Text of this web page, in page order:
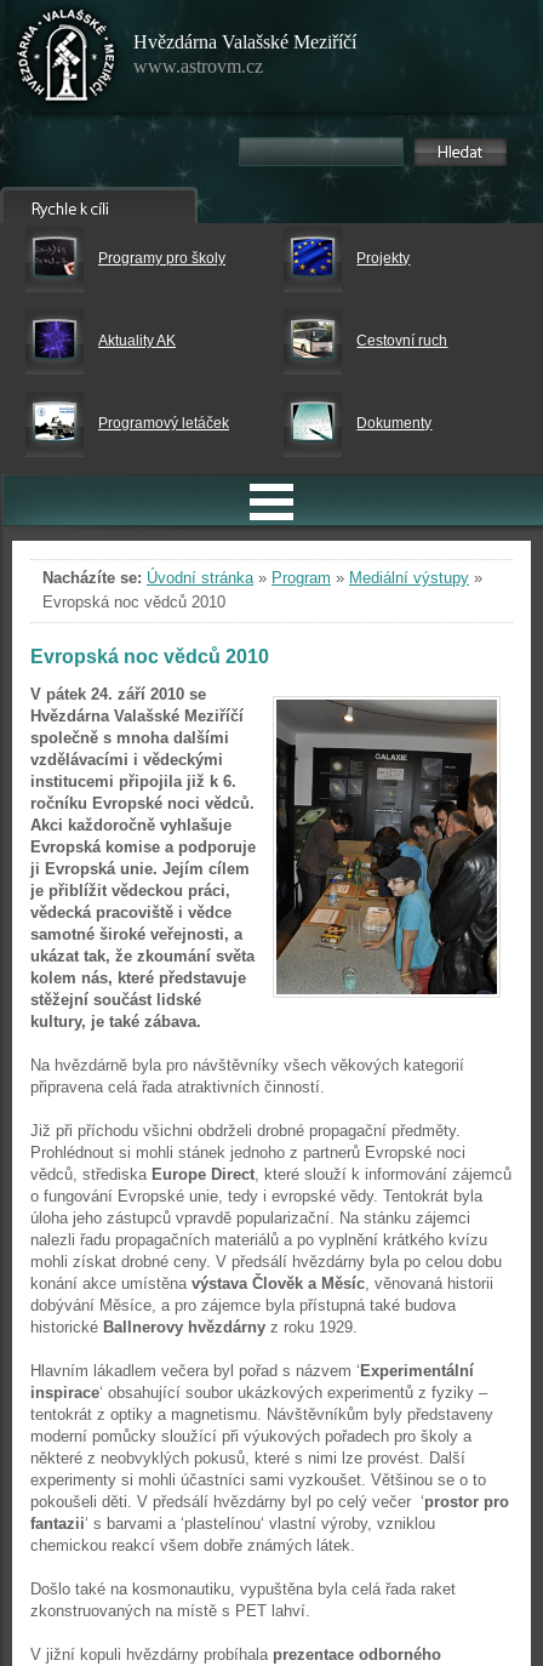
Hvězdárna Valašské Meziříčí
www.astrovm.cz
Programy pro školy Projekty
Aktuality AK Cestovní ruch
Programový letáček Dokumenty
Nacházíte se: Úvodní stránka» Program » Mediální výstupy »
Evropská noc vědců 2010
Evropská noc vědců 2010
V pátek 24. září 2010 se
Hvězdárna Valašské Meziříčí
společně s mnoha dalšími
vzdělávacími i vědeckými
institucemi připojila již k 6.
ročníku Evropské noci vědců.
Akci každoročně vyhlašuje
Evropská komise a podporuje
ji Evropská unie. Jejím cílem
je přiblížit vědeckou práci,
vědecká pracoviště i vědce
samotné široké veřejnosti, a
ukázat tak, že zkoumání světa
kolem nás, které představuje
stěžejní součást lidské
kultury, je také zábava.
Na hvězdárně byla pro návštěvníky všech věkových kategorií
připravena celá řada atraktivních činností.
Již při příchodu všichni obdrželi drobné propagační předměty.
Prohlédnout si mohli stánek jednoho z partnerů Evropské noci
vědců, střediska Europe Direct, které slouží k informování zájemců
o fungování Evropské unie, tedy i evropské vědy. Tentokrát byla
úloha jeho zástupců vpravdě popularizační. Na stánku zájemci
nalezli řadu propagačních materiálů a po vyplnění krátkého kvízu
mohli získat drobné ceny. V předsálí hvězdárny byla po celou dobu
konání akce umístěna výstava Člověk a Měsíc, věnovaná historii
dobývání Měsíce, a pro zájemce byla přístupná také budova
historické Ballnerovy hvězdárny z roku 1929.
Hlavním lákadlem večera byl pořad s názvem ‘ Experimentální
inspirace‘ obsahující soubor ukázkových experimentů z fyziky –
tentokrát z optiky a magnetismu. Návštěvníkům byly představeny
moderní pomůcky sloužící při výukových pořadech pro školy a
některé z neobvyklých pokusů, které s nimi lze provést. Další
experimenty si mohli účastníci sami vyzkoušet. Většinou se o to
pokoušeli děti. V předsálí hvězdárny byl po celý večer ‘prostor pro
fantazii‘ s barvami a ‘plastelínou‘ vlastní výroby, vzniklou
chemickou reakcí všem dobře známých látek.
Došlo také na kosmonautiku, vypuštěna byla celá řada raket
zkonstruovaných na místě s PET lahví.
V jižní kopuli hvězdárny probíhala prezentace odborného